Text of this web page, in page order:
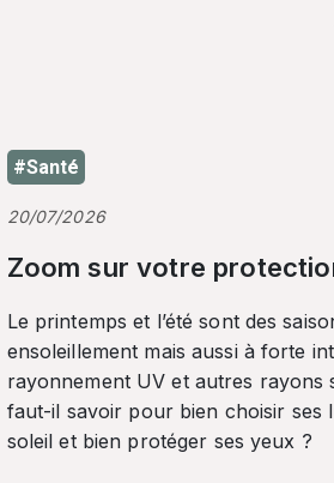
#Santé
20/07/2026
Zoom sur votre
Le printemps et l’été sont des
ensoleillement mais aussi à forte
rayonnement UV et autres rayons
faut-il savoir pour bien choisir ses
soleil et bien protéger ses yeux ?